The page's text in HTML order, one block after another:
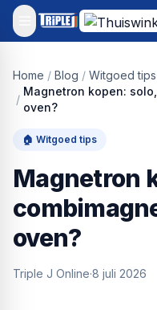
Home / Blog / Witgoed tips
/
Magnetron kopen:
oven?
🏠 Witgoed tips
Magnetron
oven?
Triple J Online·8 juli 2026